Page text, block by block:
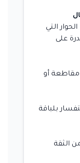
التي
على
أو
بلباقة
الثقة